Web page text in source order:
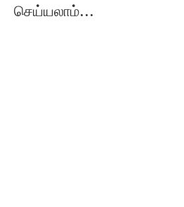
செய்யலாம்...